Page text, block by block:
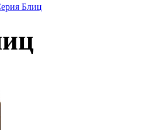
Блиц